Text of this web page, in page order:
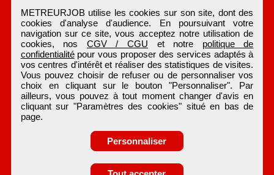
METREURJOB utilise les cookies sur son site, dont des
cookies d'analyse d'audience. En poursuivant votre
navigation sur ce site, vous acceptez notre utilisation de
cookies, nos CGV / CGU et notre politique de
confidentialitépour vous proposer des services adaptés à
vos centres d'intérêt et réaliser des statistiques de visites.
Vous pouvez choisir de refuser ou de personnaliser vos
choix en cliquant sur le bouton "Personnaliser". Par
ailleurs, vous pouvez à tout moment changer d'avis en
cliquant sur "Paramètres des cookies" situé en bas de
page.
Personnaliser